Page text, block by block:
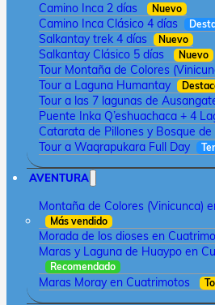
Camino Inca 2 días Nuevo
Camino Inca Clásico 4 días
Salkantay trek 4 días Nuevo
Salkantay Clásico 5 días Nuevo
Tour Montaña de Colores
Tour a Laguna Humantay
Tour a las 7 lagunas de
Puente Inka Q’eshuachaca + 4
Catarata de Pillones y Bosque de
Tour a Waqrapukara Full Day
AVENTURA
Montaña de Colores (Vinicunca)
Más vendido
Morada de los dioses en
Maras y Laguna de Huaypo en
Recomendado
Maras Moray en Cuatrimotos